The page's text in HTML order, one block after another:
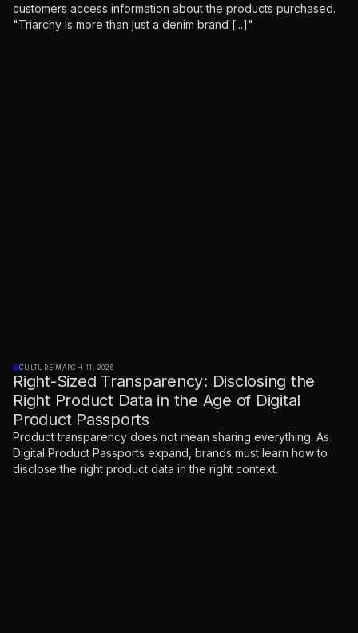
customers access information about the products purchased.
"Triarchy is more than just a denim brand [...]"
CULTURE· MARCH 11, 2026
Right-Sized Transparency: Disclosing the
Right Product Data in the Age of Digital
Product Passports
Product transparency does not mean sharing everything. As
Digital Product Passports expand, brands must learn how to
disclose the right product data in the right context.